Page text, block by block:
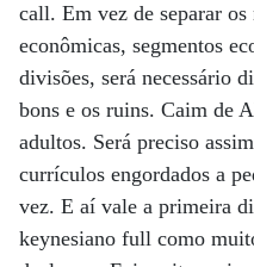
call. Em vez de separar os
econômicas, segmentos
divisões, será necessário
bons e os ruins. Caim de
adultos. Será preciso
currículos engordados a
vez. E aí vale a primeira
keynesiano full como